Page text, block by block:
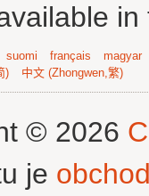
suomi français
magyar
) 中文 (Zhongwen,繁)
© 2026
je